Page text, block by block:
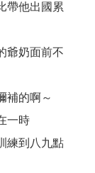
帶他出國累
爺奶面前不
補的啊～
一時
練到八九點